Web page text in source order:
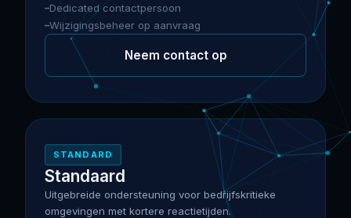
Dedicated contactpersoon
Wijzigingsbeheer op aanvraag
Neem contact op
STANDARD
Standaard
Uitgebreide ondersteuning voor bedrijfskritieke
omgevingen met kortere reactietijden.